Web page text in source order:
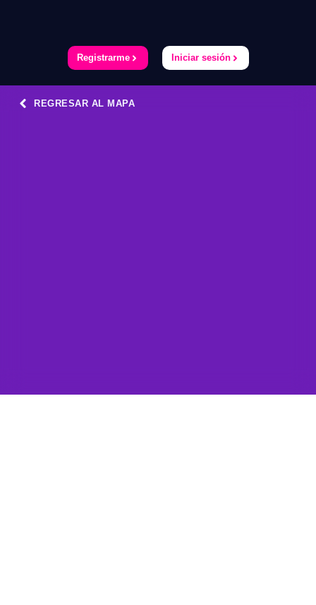
Registrarme Iniciar sesión
REGRESAR AL MAPA